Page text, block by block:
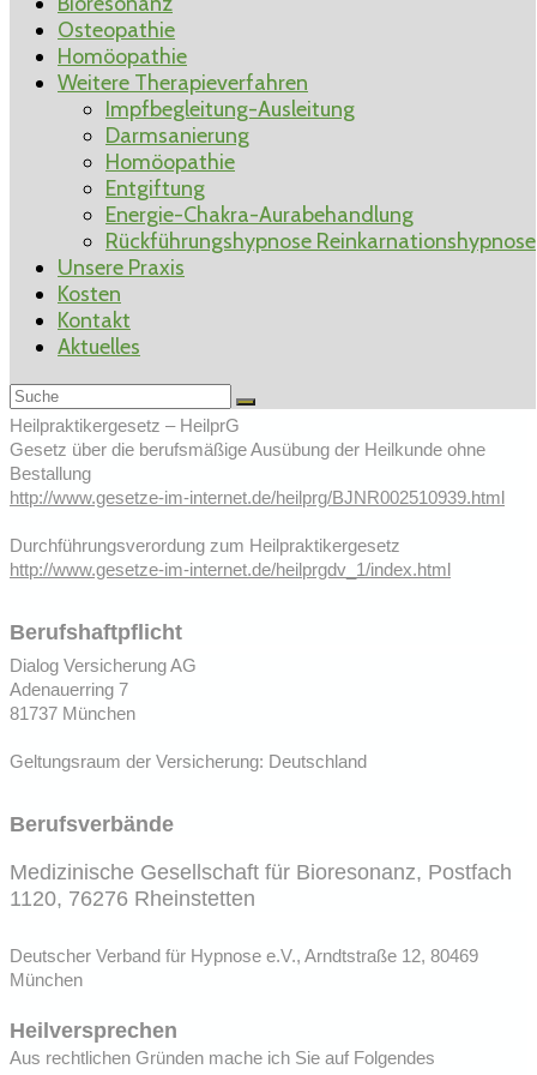
Osteopathie
Homöopathie
Weitere Therapieverfahren
Impfbegleitung-Ausleitung
Darmsanierung
Homöopathie
Entgiftung
Energie-Chakra-Aurabehandlung
Rückführungshypnose Reinkarnationshypnose
Unsere Praxis
Kosten
Kontakt
Aktuelles
auszuüben wurde gemäß § 1 Abs. 1 des Gesetzes über die
berufsmäßige Ausübung der Heilkunde ohne Bestallung
(Heilpraktikergesetz) vom 17.02.1939 (BGBI III, S. 2122-2) durch
das Referat für Gesundheit und Umwelt der Landeshauptstadt
München am 09.05.2000 erteilt.
Zuständige Behörde
Landeshauptstadt München
Referat für Gesundheit und Umwelt
Schwanthalerstraße 69
80335 München
https://www.muenchen.de/rathaus/Stadtverwaltung/Referat-fuer-
Gesundheit-und-Umwelt.html
Beruftsrechtliche Regelung
Heilpraktikergesetz – HeilprG
Gesetz über die berufsmäßige Ausübung der Heilkunde ohne
Bestallung
http://www.gesetze-im-internet.de/heilprg/BJNR002510939.html
Durchführungsverordung zum Heilpraktikergesetz
http://www.gesetze-im-internet.de/heilprgdv_1/index.html
Berufshaftpflicht
Dialog Versicherung AG
Adenauerring 7
81737 München
Geltungsraum der Versicherung: Deutschland
Berufsverbände
Medizinische Gesellschaft für Bioresonanz, Postfach
1120, 76276 Rheinstetten
Deutscher Verband für Hypnose e.V., Arndtstraße 12, 80469
München
Heilversprechen
Aus rechtlichen Gründen mache ich Sie auf Folgendes